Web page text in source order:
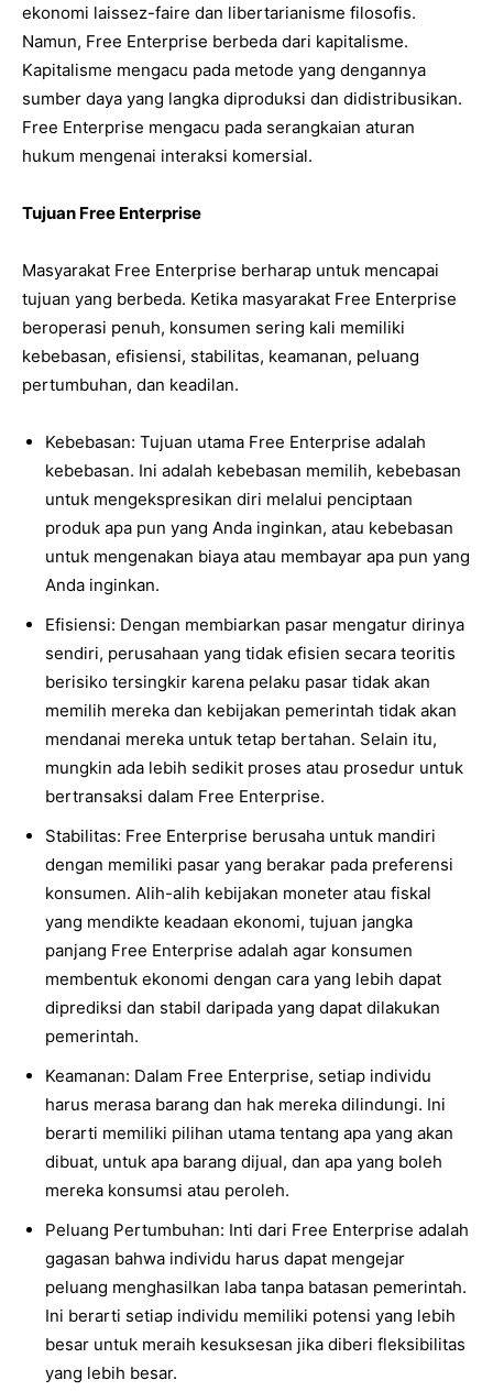
ekonomi laissez-faire dan libertarianisme filosofis.
Namun, Free Enterprise berbeda dari kapitalisme.
Kapitalisme mengacu pada metode yang dengannya
sumber daya yang langka diproduksi dan didistribusikan.
Free Enterprise mengacu pada serangkaian aturan
hukum mengenai interaksi komersial.
Tujuan Free Enterprise
Masyarakat Free Enterprise berharap untuk mencapai
tujuan yang berbeda. Ketika masyarakat Free Enterprise
beroperasi penuh, konsumen sering kali memiliki
kebebasan, efisiensi, stabilitas, keamanan, peluang
pertumbuhan, dan keadilan.
Kebebasan: Tujuan utama Free Enterprise adalah
kebebasan. Ini adalah kebebasan memilih, kebebasan
untuk mengekspresikan diri melalui penciptaan
produk apa pun yang Anda inginkan, atau kebebasan
untuk mengenakan biaya atau membayar apa pun yang
Anda inginkan.
Efisiensi: Dengan membiarkan pasar mengatur dirinya
sendiri, perusahaan yang tidak efisien secara teoritis
berisiko tersingkir karena pelaku pasar tidak akan
memilih mereka dan kebijakan pemerintah tidak akan
mendanai mereka untuk tetap bertahan. Selain itu,
mungkin ada lebih sedikit proses atau prosedur untuk
bertransaksi dalam Free Enterprise.
Stabilitas: Free Enterprise berusaha untuk mandiri
dengan memiliki pasar yang berakar pada preferensi
konsumen. Alih-alih kebijakan moneter atau fiskal
yang mendikte keadaan ekonomi, tujuan jangka
panjang Free Enterprise adalah agar konsumen
membentuk ekonomi dengan cara yang lebih dapat
diprediksi dan stabil daripada yang dapat dilakukan
pemerintah.
Keamanan: Dalam Free Enterprise, setiap individu
harus merasa barang dan hak mereka dilindungi. Ini
berarti memiliki pilihan utama tentang apa yang akan
dibuat, untuk apa barang dijual, dan apa yang boleh
mereka konsumsi atau peroleh.
Peluang Pertumbuhan: Inti dari Free Enterprise adalah
gagasan bahwa individu harus dapat mengejar
peluang menghasilkan laba tanpa batasan pemerintah.
Ini berarti setiap individu memiliki potensi yang lebih
besar untuk meraih kesuksesan jika diberi fleksibilitas
yang lebih besar.